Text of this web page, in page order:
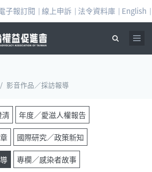
子報訂閱 | 線上申訴 | 法令資料庫 | English |
/ 影音作品／採訪報導
清 年度／愛滋人權報告
國際研究／政策新知
專欄／感染者故事